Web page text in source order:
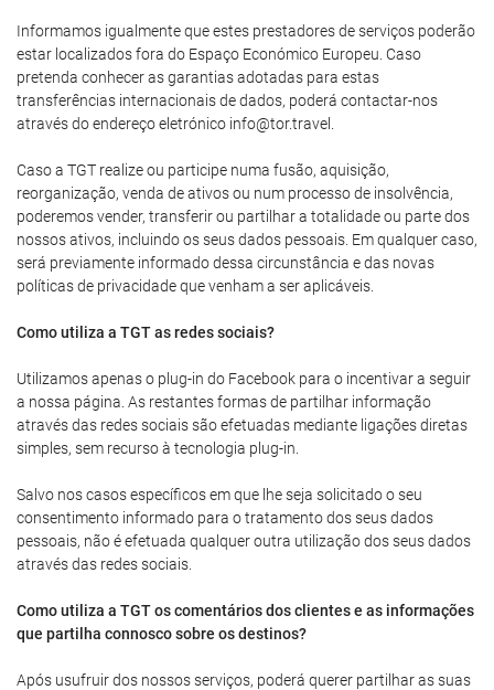
Informamos igualmente que estes prestadores de serviços poderão
estar localizados fora do Espaço Económico Europeu. Caso
pretenda conhecer as garantias adotadas para estas
transferências internacionais de dados, poderá contactar-nos
através do endereço eletrónico info@tor.travel.
Caso a TGT realize ou participe numa fusão, aquisição,
reorganização, venda de ativos ou num processo de insolvência,
poderemos vender, transferir ou partilhar a totalidade ou parte dos
nossos ativos, incluindo os seus dados pessoais. Em qualquer caso,
será previamente informado dessa circunstância e das novas
políticas de privacidade que venham a ser aplicáveis.
Como utiliza a TGT as redes sociais?
Utilizamos apenas o plug-in do Facebook para o incentivar a seguir
a nossa página. As restantes formas de partilhar informação
através das redes sociais são efetuadas mediante ligações diretas
simples, sem recurso à tecnologia plug-in.
Salvo nos casos específicos em que lhe seja solicitado o seu
consentimento informado para o tratamento dos seus dados
pessoais, não é efetuada qualquer outra utilização dos seus dados
através das redes sociais.
Como utiliza a TGT os comentários dos clientes e as informações
que partilha connosco sobre os destinos?
Após usufruir dos nossos serviços, poderá querer partilhar as suas